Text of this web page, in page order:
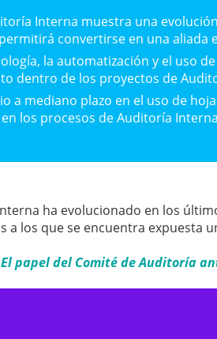
Interna muestra una
convertirse en una aliada
la automatización y el uso de
dentro de los proyectos de
a mediano plazo en el uso de
los procesos de Auditoría
ha evolucionado en los
a los que se encuentra expuesta
papel del Comité de Auditoría